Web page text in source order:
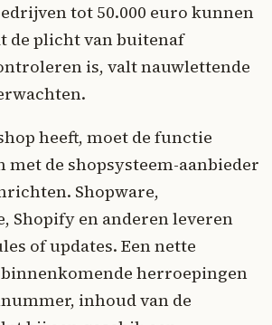
tot 50.000 euro kunnen
de plicht van buitenaf
is, valt nauwlettende
heeft, moet de functie
met de shopsysteem-aanbieder
Shopware,
Shopify en anderen leveren
of updates. Een nette
herroepingen
inhoud van de